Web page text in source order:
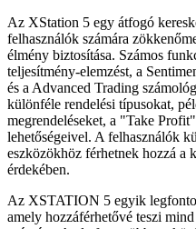
Az XStation 5 egy átfogó
felhasználók számára
élmény biztosítása. Számos
teljesítmény-elemzést, a
és a Advanced Trading
különféle rendelési típusokat,
megrendeléseket, a "Take
lehetőségeivel. A felhasználók
eszközökhöz férhetnek hozzá a
érdekében.
Az XSTATION 5 egyik
amely hozzáférhetővé teszi